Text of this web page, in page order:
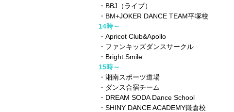
・BBJ（ライブ）
・BM+JOKER DANCE TEAM平塚校
14時～
・Apricot Club&Apollo
・ファンキッズダンスサークル
・Bright Smile
15時～
・湘南スポーツ道場
・ダンス合宿チーム
・DREAM SODA Dance School
・SHINY DANCE ACADEMY鎌倉校